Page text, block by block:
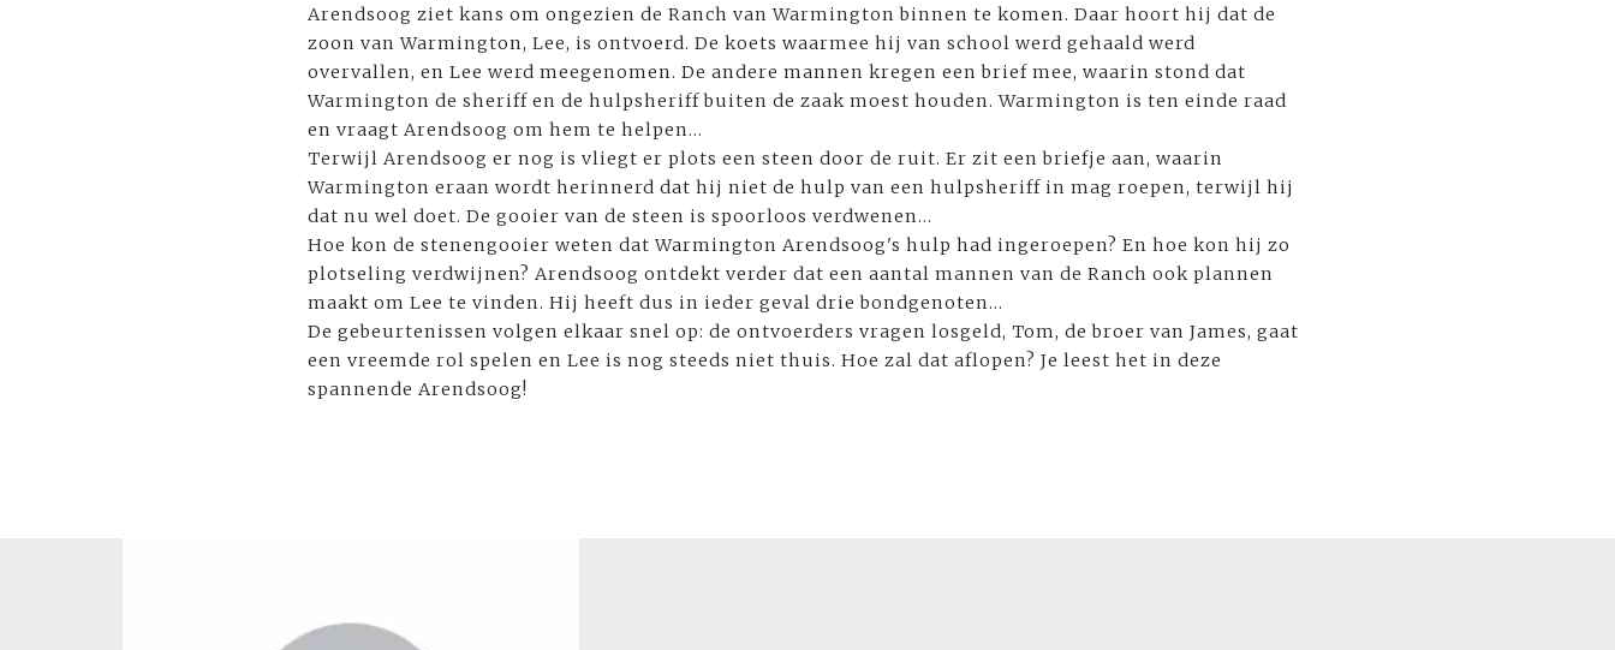
Arendsoog ziet kans om ongezien de Ranch van Warmington binnen te komen. Daar hoort hij dat de
zoon van Warmington, Lee, is ontvoerd. De koets waarmee hij van school werd gehaald werd
overvallen, en Lee werd meegenomen. De andere mannen kregen een brief mee, waarin stond dat
Warmington de sheriff en de hulpsheriff buiten de zaak moest houden. Warmington is ten einde raad
en vraagt Arendsoog om hem te helpen...
Terwijl Arendsoog er nog is vliegt er plots een steen door de ruit. Er zit een briefje aan, waarin
Warmington eraan wordt herinnerd dat hij niet de hulp van een hulpsheriff in mag roepen, terwijl hij
dat nu wel doet. De gooier van de steen is spoorloos verdwenen...
Hoe kon de stenengooier weten dat Warmington Arendsoog's hulp had ingeroepen? En hoe kon hij zo
plotseling verdwijnen? Arendsoog ontdekt verder dat een aantal mannen van de Ranch ook plannen
maakt om Lee te vinden. Hij heeft dus in ieder geval drie bondgenoten...
De gebeurtenissen volgen elkaar snel op: de ontvoerders vragen losgeld, Tom, de broer van James, gaat
een vreemde rol spelen en Lee is nog steeds niet thuis. Hoe zal dat aflopen? Je leest het in deze
spannende Arendsoog!